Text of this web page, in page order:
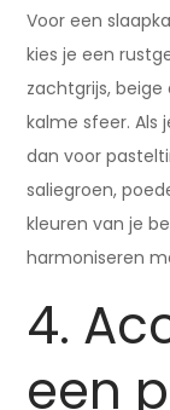
Voor een
kies je een
zachtgrijs,
kalme sfeer. Als
dan voor
saliegroen,
kleuren van je
harmoniseren
4.
een